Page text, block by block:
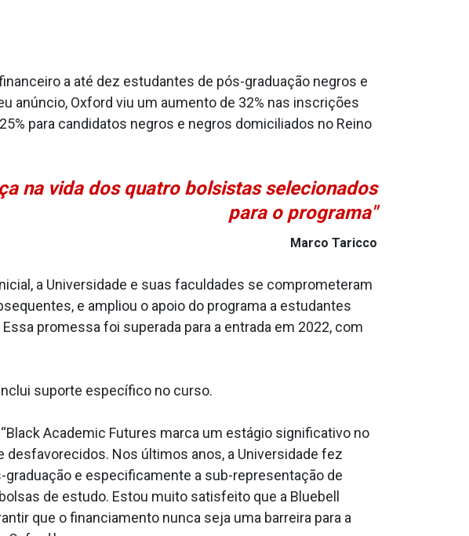
a até dez estudantes de pós-graduação negros e
anúncio, Oxford viu um aumento de 32% nas inscrições
para candidatos negros e negros domiciliados no Reino
na vida dos quatro bolsistas selecionados
para o programa"
Marco Taricco
a Universidade e suas faculdades se comprometeram
e ampliou o apoio do programa a estudantes
promessa foi superada para a entrada em 2022, com
suporte específico no curso.
Academic Futures marca um estágio significativo no
Nos últimos anos, a Universidade fez
e especificamente a sub-representação de
de estudo. Estou muito satisfeito que a Bluebell
que o financiamento nunca seja uma barreira para a